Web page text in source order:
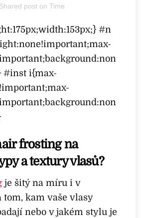
Shared post onTime
#n
#inst i{max-
frosting na
a textury vlasů?
je šitý na míru i v
tom, kam vaše vlasy
nebo v jakém stylu je